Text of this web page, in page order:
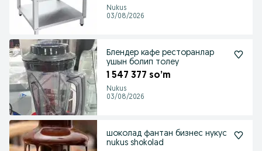
Nukus
03/08/2026
Блендер кафе ресторанлар
ушын болип толеу
1 547 377 so’m
Nukus
03/08/2026
шоколад фантан бизнес нукус
nukus shokolad